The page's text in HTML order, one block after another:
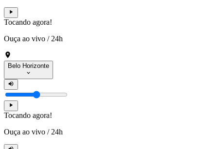
Tocando agora!
Ouça ao vivo / 24h
Belo Horizonte
Tocando agora!
Ouça ao vivo / 24h